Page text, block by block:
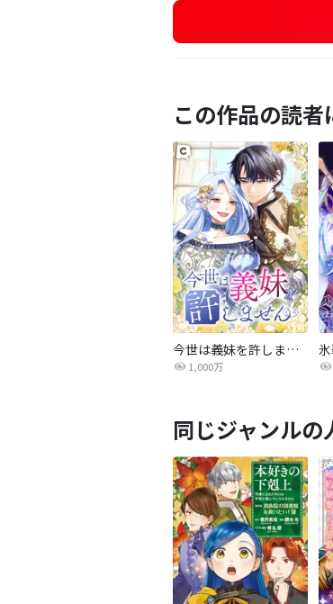
この作品の読
今世は義妹を許しません
1,000万
同じジャンルの